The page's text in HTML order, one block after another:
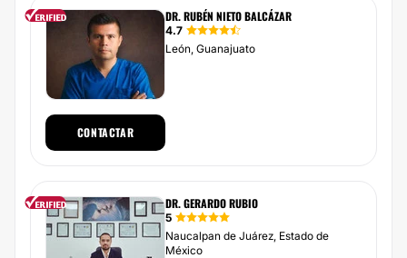
DR. RUBÉN NIETO BALCÁZAR
4.7
León, Guanajuato
CONTACTAR
DR. GERARDO RUBIO
5
Naucalpan de Juárez, Estado de
México